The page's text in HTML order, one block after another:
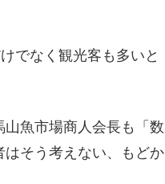
でなく観光客も多いと
魚市場商人会長も「数
そう考えない、もどか